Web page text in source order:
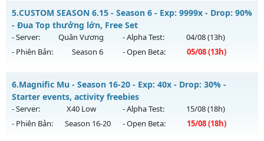
Antihack: GoldShield
Mu mới ra tháng 08 2026 - Mở máy chủ
https://facebook.com/muhoalongvào 08h ngày
02/08/2626
Kiểu reset: Non Reset
Thể loại: Mu Nguyên bản Webzen
Antihack: XShield
5.CUSTOM SEASON 6.15 - Season 6 - Exp: 9999x - Drop: 90%
- Đua Top thưởng lớn, Free Set
- Server: Quân Vương - Alpha Test: 04/08(13h)
- Phiên Bản:
Season 6 - Open Beta: 05/08(13h)
CUSTOM SEASON 6.15 - Đua Top thưởng lớn, Free Set
Mu mới ra tháng 08 2026 - Mở máy chủ
13h ngày 05/08/2626
Exp: 9999x - Drop: 90%
6.Magnific Mu - Season 16-20 - Exp: 40x - Drop: 30% -
Starter events, activity freebies
- Server: X40 Low - Alpha Test: 15/08(18h)
- Phiên Bản:
Season 16-20 - Open Beta: 15/08(18h)